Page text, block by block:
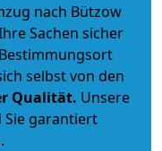
nach Bützow
Sachen sicher
selbst von den
Qualität. Unsere
Sie garantiert